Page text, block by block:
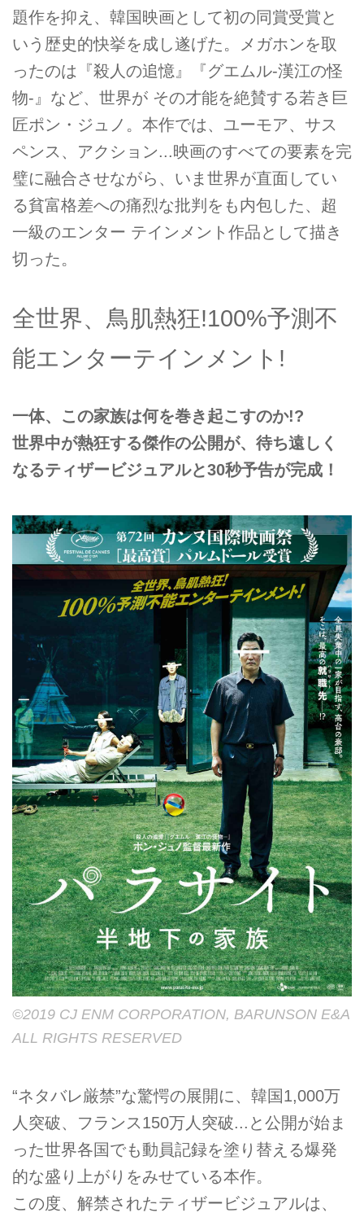
題作を抑え、韓国映画として初の同賞受賞と
いう歴史的快挙を成し遂げた。メガホンを取
ったのは『殺人の追憶』『グエムル-漢江の怪
物-』など、世界が その才能を絶賛する若き巨
匠ポン・ジュノ。本作では、ユーモア、サス
ペンス、アクション...映画のすべての要素を完
璧に融合させながら、いま世界が直面してい
る貧富格差への痛烈な批判をも内包した、超
一級のエンター テインメント作品として描き
切った。
全世界、鳥肌熱狂!100%予測不
能エンターテインメント!
一体、この家族は何を巻き起こすのか!?
世界中が熱狂する傑作の公開が、待ち遠しく
なるティザービジュアルと30秒予告が完成！
©︎2019 CJ ENM CORPORATION, BARUNSON E&A
ALL RIGHTS RESERVED
“ネタバレ厳禁”な驚愕の展開に、韓国1,000万
人突破、フランス150万人突破...と公開が始ま
った世界各国でも動員記録を塗り替える爆発
的な盛り上がりをみせている本作。
この度、解禁されたティザービジュアルは、